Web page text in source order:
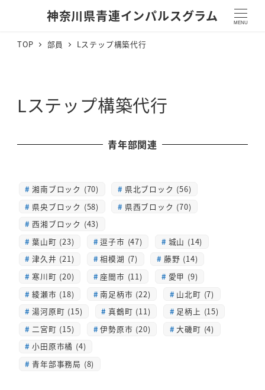
神奈川県青連インパルスグラム MENU
TOP 部員 Lステップ構築代行
Lステップ構築代行
青年部関連
湘南ブロック (70)
県北ブロック (56)
県央ブロック (58)
県西ブロック (70)
西湘ブロック (43)
葉山町 (23)
逗子市 (47)
城山 (14)
津久井 (21)
相模湖 (7)
藤野 (14)
寒川町 (20)
座間市 (11)
愛甲 (9)
綾瀬市 (18)
南足柄市 (22)
山北町 (7)
湯河原町 (15)
真鶴町 (11)
足柄上 (15)
二宮町 (15)
伊勢原市 (20)
大磯町 (4)
小田原市橘 (4)
青年部事務局 (8)